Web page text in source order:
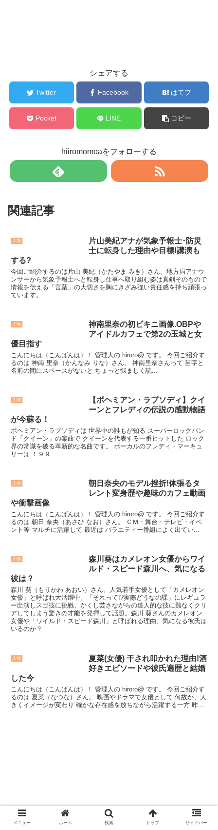
シェアする
Twitter Facebook はてブ
Pocket LINE コピー
hiiromomoaをフォローする
関連記事
人物
片山美紀アナが気象予報士･防災
士に転身した理由や目標!講演も
する?
今回ご紹介するのは片山 美紀（かたやま みき）さん。地方局アナウ
ンサーから気象予報士へと転身し仕事へ取り組む姿は真剣そのもので
情報を伝える「言葉」の大切さを胸にきざみ強い責任感を持ち頑張っ
ています。
人物
神南里奈の初ビキニ画像.OBPや
アイドルカフェで第2の玉城と女
優目指す
こんにちは（こんばんは）！ 管理人の hiroro@ です。 今回ご紹介す
るのは 神南 里奈（かんなみ りな）さん。 神南里奈さんって 苗字と
名前の間にスペースがないと ちょっと悩ましく読...
人物
【ボヘミアン・ラプソディ】クイ
ーンとフレディの伝説の感動物語
が今蘇る！
ボヘミアン・ラプソディは 世界中の誰もが知る スーパーロックバン
ド「クイーン」の楽曲で クイーンを代表する一番ヒットした ロック
界の常識を破る革新的な名曲です。 ボーカルのフレディ・マーキュ
リーは １９９...
人物
朝日奈央のモデル挫折!体張るタ
レント変身歴や趣味のカフェ動画
や衝撃画像
こんにちは（こんばんは）！ 管理人の hiroro@ です。 今回ご紹介す
るのは 朝日 奈央（あさひ なお）さん。 ＣＭ・舞台・テレビ・イベ
ント等 マルチに活躍して 最近は バラエティー番組によく出てい...
人物
森川葵はカメレオン女優からワイ
ルド・スピード森川へ、気になる
彼は？
森川 葵（もりかわ あおい）さん。人気若手女優として「カメレオン
女優」と呼ばれ大活躍中。「それって!?実際どうなの課」にレギュラ
ー出演しスゴ技に挑戦、かくし芸さながらの達人的な技に難なくクリ
アしてしまう驚きの才能を発揮して話題。森川 葵さんのカメレオン
女優や「ワイルド・スピード森川」と呼ばれる理由、気になる彼氏は
いるのか？
人物
夏菜(女優) 干され叩かれた理由!酒
好きエピソードや彼氏遍歴と結婚
した今
こんにちは（こんばんは）！ 管理人の hiroro@ です。 今回ご紹介す
るのは 夏菜（なつな）さん。 映画やドラマで女優として 何故か、大
きくイメージが変わり 確かな存在感を放ちながら活躍する一方 昨...
メニュー ホーム 検索 トップ サイドバー